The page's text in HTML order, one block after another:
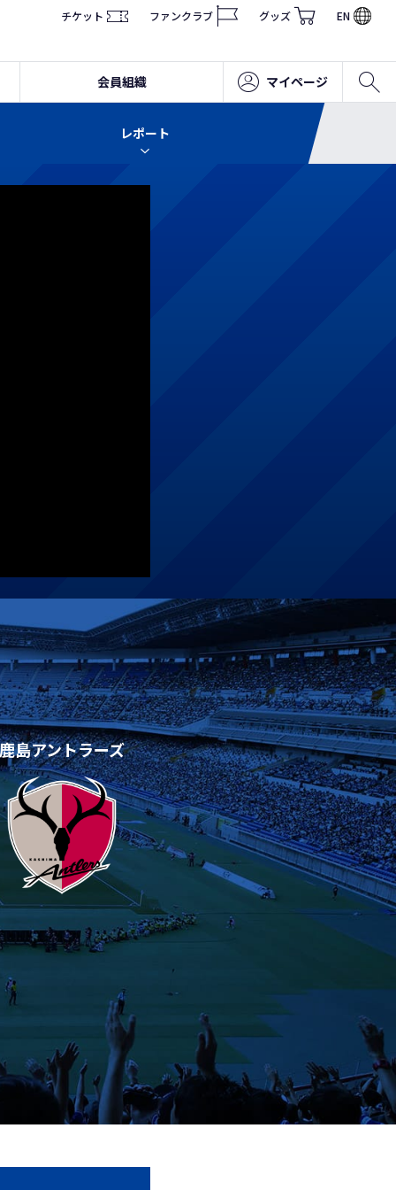
チケット ファンクラブ グッズ EN
会員組織 マイページ
レポート
鹿島アントラーズ